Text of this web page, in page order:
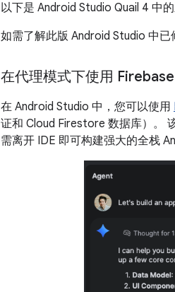
以下是 Android Studio Quail 4 中的
如需了解此版 Android Studio 中已
在代理模式下使用
在 Android Studio 中，您可以使用
证和 Cloud Firestore 数据库）。
需离开 IDE 即可构建强大的全栈